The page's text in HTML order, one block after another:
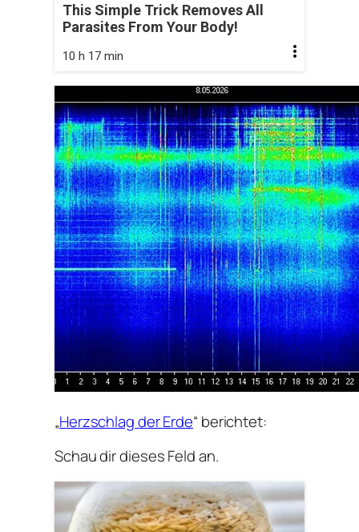
This Simple Trick Removes All
Parasites From Your Body!
10 h 17 min
„Herzschlag der Erde“ berichtet:
Schau dir dieses Feld an.